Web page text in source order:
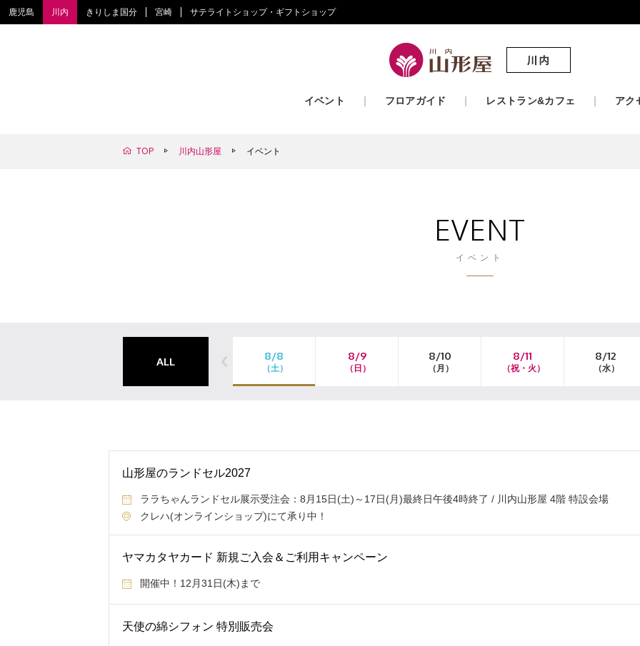
鹿児島 川内 きりしま国分 宮崎 サテライトショップ・ギフトショップ
イベント フロアガイド レストラン&カフェ アク
TOP 川内山形屋 イベント
EVENT
イベント
ALL 8/8
（土）
8/9
（日）
8/10
（月）
8/11
（祝・火）
8/12
（水）
山形屋のランドセル2027
ララちゃんランドセル展示受注会：8月15日(土)～17日(月)最終日午後4時終了 / 川内山形屋 4階 特設会場
クレハ(オンラインショップ)にて承り中！
ヤマカタヤカード 新規ご入会＆ご利用キャンペーン
開催中！12月31日(木)まで
天使の綿シフォン 特別販売会